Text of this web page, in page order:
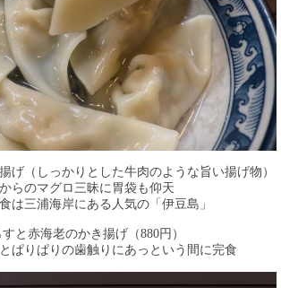
げ（しっかりとした牛肉のような旨い揚げ物）
らのマグロ三昧に胃袋も仰天
は三浦海岸にある人気の「伊豆島」
すと赤海老のかき揚げ（880円）
ぱりぱりの歯触りにあっという間に完食